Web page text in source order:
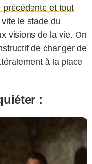
précédente et tout
le stade du
visions de la vie. On
de changer de
à la place
: